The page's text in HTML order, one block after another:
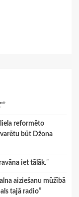
”
reformēto
būt Džona
iet tālāk.”
aiziešanu mūžībā
tajā radio”